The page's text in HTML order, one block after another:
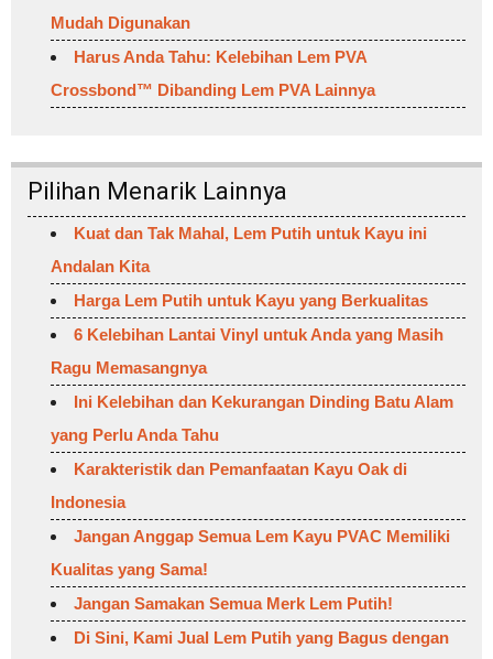
Mudah Digunakan
Harus Anda Tahu: Kelebihan Lem PVA
Crossbond™ Dibanding Lem PVA Lainnya
Pilihan Menarik Lainnya
Kuat dan Tak Mahal, Lem Putih untuk Kayu ini
Andalan Kita
Harga Lem Putih untuk Kayu yang Berkualitas
6 Kelebihan Lantai Vinyl untuk Anda yang Masih
Ragu Memasangnya
Ini Kelebihan dan Kekurangan Dinding Batu Alam
yang Perlu Anda Tahu
Karakteristik dan Pemanfaatan Kayu Oak di
Indonesia
Jangan Anggap Semua Lem Kayu PVAC Memiliki
Kualitas yang Sama!
Jangan Samakan Semua Merk Lem Putih!
Di Sini, Kami Jual Lem Putih yang Bagus dengan